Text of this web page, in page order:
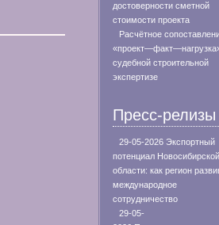
достоверности сметной
стоимости проекта
Расчётное
судебной строительной
экспертизе
Пресс-релизы
29-05-2026 Экспортный
потенциал Новосибирской
области: как регион
международное
сотрудничество
29-05-